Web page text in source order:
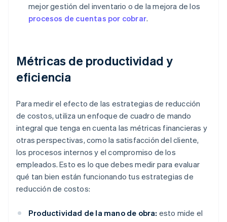
mejor gestión del inventario o de la mejora de los
procesos de cuentas por cobrar.
Métricas de productividad y
eficiencia
Para medir el efecto de las estrategias de reducción
de costos, utiliza un enfoque de cuadro de mando
integral que tenga en cuenta las métricas financieras y
otras perspectivas, como la satisfacción del cliente,
los procesos internos y el compromiso de los
empleados. Esto es lo que debes medir para evaluar
qué tan bien están funcionando tus estrategias de
reducción de costos:
Productividad de la mano de obra: esto mide el